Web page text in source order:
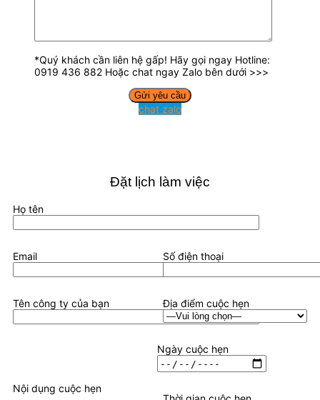
*Quý khách cần liên hệ gấp! Hãy gọi ngay Hotline:
0919 436 882 Hoặc chat ngay Zalo bên dưới >>>
chat zalo
Đặt lịch làm việc
Họ tên
Email Số điện thoại
Tên công ty của bạn Địa điểm cuộc hẹn
Ngày cuộc hẹn
Nội dụng cuộc hẹn